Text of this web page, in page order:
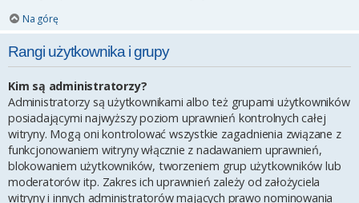
Na górę
Rangi użytkownika i grupy
Kim są administratorzy?
Administratorzy są użytkownikami albo też grupami użytkowników
posiadającymi najwyższy poziom uprawnień kontrolnych całej
witryny. Mogą oni kontrolować wszystkie zagadnienia związane z
funkcjonowaniem witryny włącznie z nadawaniem uprawnień,
blokowaniem użytkowników, tworzeniem grup użytkowników lub
moderatorów itp. Zakres ich uprawnień zależy od założyciela
witryny i innych administratorów mających prawo nominowania